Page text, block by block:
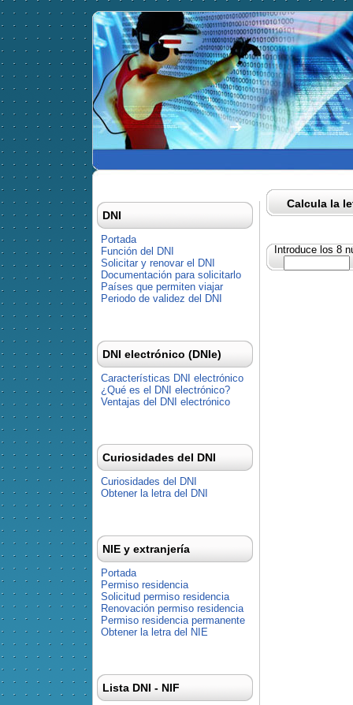
Calcula la
Introduce los 8
DNI
Portada
Función del DNI
Solicitar y renovar el DNI
Documentación para solicitarlo
Países que permiten viajar
Periodo de validez del DNI
DNI electrónico (DNIe)
Características DNI electrónico
¿Qué es el DNI electrónico?
Ventajas del DNI electrónico
Curiosidades del DNI
Curiosidades del DNI
Obtener la letra del DNI
NIE y extranjería
Portada
Permiso residencia
Solicitud permiso residencia
Renovación permiso residencia
Permiso residencia permanente
Obtener la letra del NIE
Lista DNI - NIF